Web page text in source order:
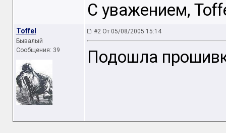
С уважением,
Toffel
Бывалый
Сообщения: 39
#2 От 05/08/2005 15:14
Подошла